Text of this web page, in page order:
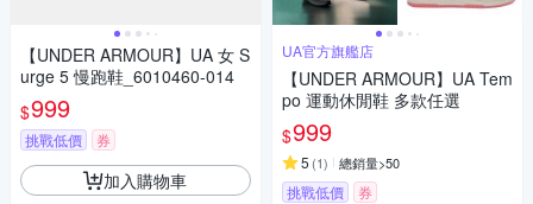
【UNDER ARMOUR】UA 女 S
urge 5 慢跑鞋_6010460-014
$999
挑戰低價 券
加入購物車
UA官方旗艦店
【UNDER ARMOUR】UA Tem
po 運動休閒鞋 多款任選
$999
5 (1) 總銷量>50
挑戰低價 券